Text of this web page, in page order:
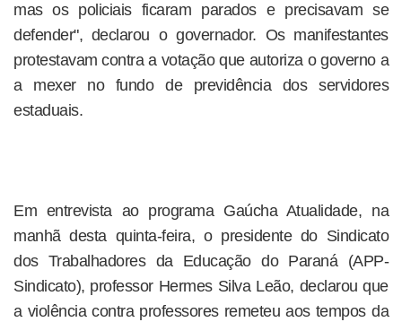
mas os policiais ficaram parados e precisavam se
defender", declarou o governador. Os manifestantes
protestavam contra a votação que autoriza o governo a
a mexer no fundo de previdência dos servidores
estaduais.
Em entrevista ao programa Gaúcha Atualidade, na
manhã desta quinta-feira, o presidente do Sindicato
dos Trabalhadores da Educação do Paraná (APP-
Sindicato), professor Hermes Silva Leão, declarou que
a violência contra professores remeteu aos tempos da